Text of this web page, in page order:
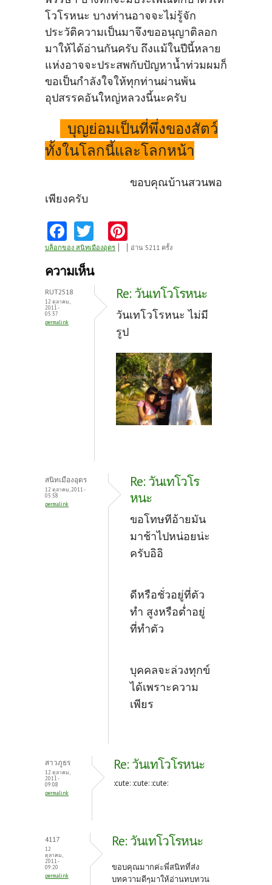
โวโรหนะ บางท่านอาจจะไม่รู้จัก
ประวัติความเป็นมาจึงขออนุญาติลอก
มาให้ได้อ่านกันครับ ถึงแม้ในปีนี้หลาย
แห่งอาจจะประสพกับปัญหาน้ำท่วมผมก็
ขอเป็นกำลังใจให้ทุกท่านผ่านพ้น
อุปสรรคอันใหญ่หลวงนี้นะครับ
บุญย่อมเป็นที่พึ่งของสัตว์
ทั้งในโลกนี้และโลกหน้า
ขอบคุณบ้านสวนพอ
เพียงครับ
Fa
ce
b
o
o
k
w
itt
er
nt
es
t
บล็อกของ สนิทเมืองอุดร อ่าน 5211 ครั้ง
ความเห็น
RUT2518
12 ตุลาคม,
2011 -
05:37
permalink
Re: วันเทโวโรหนะ
วันเทโวโรหนะ ไม่มี
รูป
สนิทเมืองอุดร
12 ตุลาคม, 2011 -
05:58
permalink
Re: วันเทโวโร
หนะ
ขอโทษทีอ้ายมัน
มาช้าไปหน่อยน่ะ
ครับอิอิ
ดีหรือชั่วอยู่ที่ตัว
ทำ สูงหรือต่ำอยู่
ที่ทำตัว
บุคคลจะล่วงทุกข์
ได้เพราะความ
เพียร
สาวภูธร
12 ตุลาคม,
2011 -
09:08
permalink
Re: วันเทโวโรหนะ
:cute: :cute: :cute:
4117
12
ตุลาคม,
2011 -
09:20
permalink
Re: วันเทโวโรหนะ
ขอบคุณมากค่ะพี่สนิทที่ส่ง
บทความดีๆมาให้อ่านทบทวน